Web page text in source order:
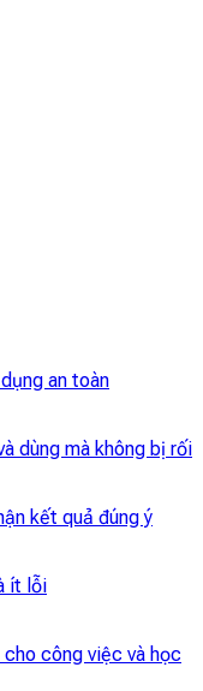
an toàn
dùng mà không bị rối
kết quả đúng ý
ít lỗi
công việc và học